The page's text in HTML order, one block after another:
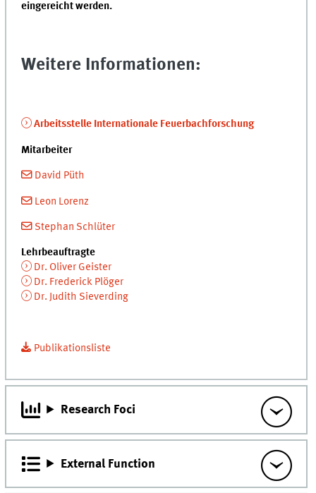
eingereicht werden.
Weitere Informationen:
Arbeitsstelle Internationale Feuerbachforschung
Mitarbeiter
David Püth
Leon Lorenz
Stephan Schlüter
Lehrbeauftragte
Dr. Oliver Geister
Dr. Frederick Plöger
Dr. Judith Sieverding
Publikationsliste
Research Foci
External Function